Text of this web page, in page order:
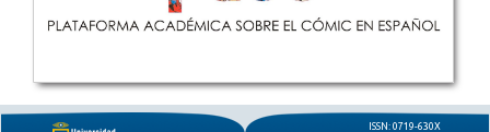
ISSN: 0719-630X